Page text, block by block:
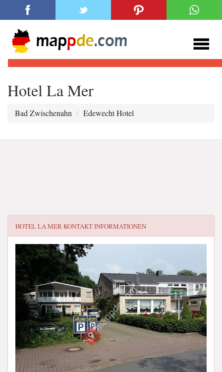
Hotel La Mer
Bad Zwischenahn Edewecht Hotel
HOTEL LA MERKONTAKT INFORMATIONEN